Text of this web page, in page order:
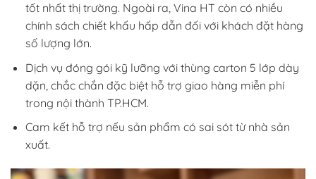
tốt nhất thị trường. Ngoài ra, Vina HT còn có nhiều
chính sách chiết khấu hấp dẫn đối với khách đặt hàng
số lượng lớn.
Dịch vụ đóng gói kỹ lưỡng với thùng carton 5 lớp dày
dặn, chắc chắn đặc biệt hỗ trợ giao hàng miễn phí
trong nội thành TP.HCM.
Cam kết hỗ trợ nếu sản phẩm có sai sót từ nhà sản
xuất.